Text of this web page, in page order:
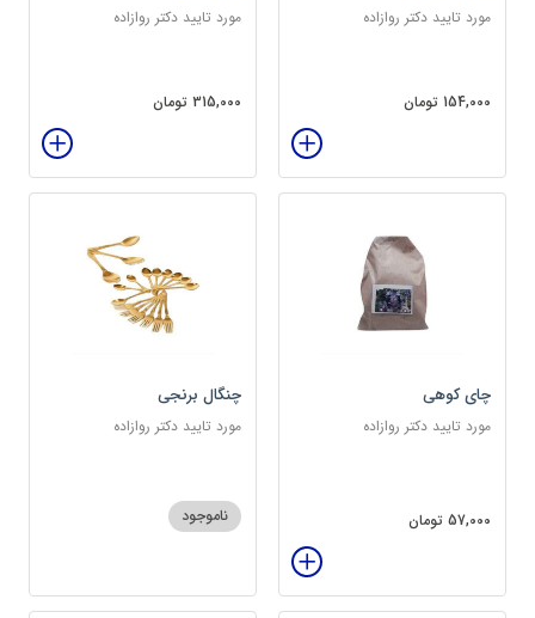
مورد تایید دکتر روازاده
154,000 تومان
مورد تایید دکتر روازاده
315,000 تومان
چای کوهی
مورد تایید دکتر روازاده
57,000 تومان
چنگال برنجی
مورد تایید دکتر روازاده
ناموجود